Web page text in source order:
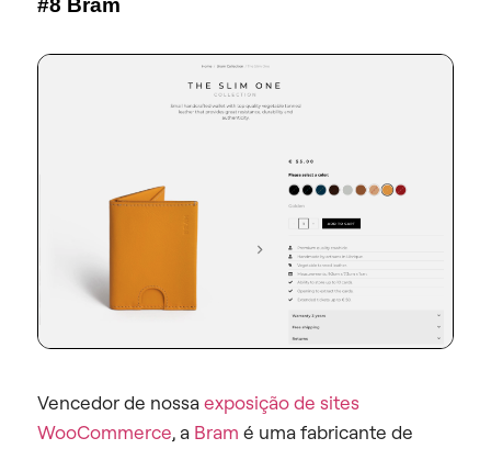
#8 Bram
Vencedor de nossaexposição de sites
WooCommerce, a Bram é uma fabricante de